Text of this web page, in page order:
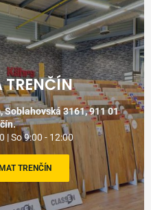
TRENČÍN
Soblahovská 3161, 911 01
| So 9:00 - 12:00
TRENČÍN